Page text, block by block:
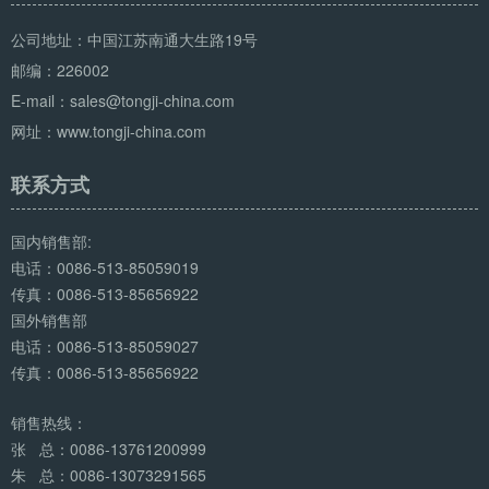
公司地址：中国江苏南通大生路19号
邮编：226002
E-mail：sales@tongji-china.com
网址：www.tongji-china.com
联系方式
国内销售部:
电话：0086-513-85059019
传真：0086-513-85656922
国外销售部
电话：0086-513-85059027
传真：0086-513-85656922
销售热线：
张 总：0086-13761200999
朱 总：0086-13073291565